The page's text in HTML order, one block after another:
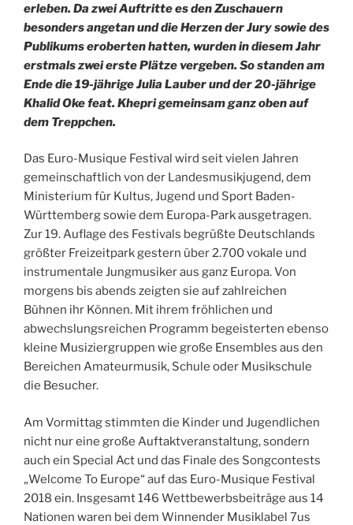
erleben. Da zwei Auftritte es den Zuschauern
besonders angetan und die Herzen der Jury sowie des
Publikums eroberten hatten, wurden in diesem Jahr
erstmals zwei erste Plätze vergeben. So standen am
Ende die 19-jährige Julia Lauber und der 20-jährige
Khalid Oke feat. Khepri gemeinsam ganz oben auf
dem Treppchen.
Das Euro-Musique Festival wird seit vielen Jahren
gemeinschaftlich von der Landesmusikjugend, dem
Ministerium für Kultus, Jugend und Sport Baden-
Württemberg sowie dem Europa-Park ausgetragen.
Zur 19. Auflage des Festivals begrüßte Deutschlands
größter Freizeitpark gestern über 2.700 vokale und
instrumentale Jungmusiker aus ganz Europa. Von
morgens bis abends zeigten sie auf zahlreichen
Bühnen ihr Können. Mit ihrem fröhlichen und
abwechslungsreichen Programm begeisterten ebenso
kleine Musiziergruppen wie große Ensembles aus den
Bereichen Amateurmusik, Schule oder Musikschule
die Besucher.
Am Vormittag stimmten die Kinder und Jugendlichen
nicht nur eine große Auftaktveranstaltung, sondern
auch ein Special Act und das Finale des Songcontests
„Welcome To Europe“ auf das Euro-Musique Festival
2018 ein. Insgesamt 146 Wettbewerbsbeiträge aus 14
Nationen waren bei dem Winnender Musiklabel 7us